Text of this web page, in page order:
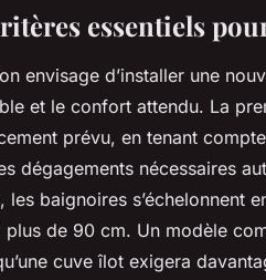
essentiels
envisage d’installer une
et le confort attendu. La
prévu, en tenant
dégagements nécessaires
les baignoires s’échelonnent
de 90 cm. Un modèle
cuve îlot exigera